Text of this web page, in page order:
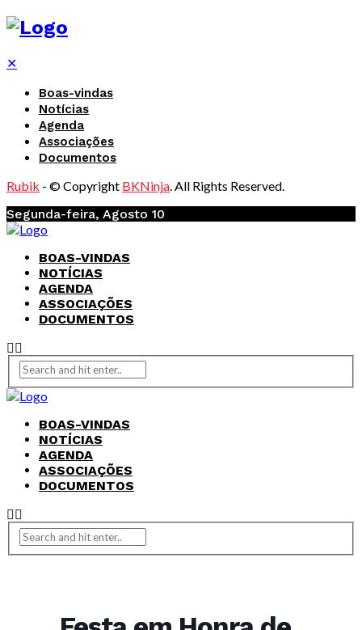
✕
Boas-vindas
Notícias
Agenda
Associações
Documentos
Rubik - © Copyright BKNinja. All Rights Reserved.
Segunda-feira, Agosto 10
BOAS-VINDAS
NOTÍCIAS
AGENDA
ASSOCIAÇÕES
DOCUMENTOS
BOAS-VINDAS
NOTÍCIAS
AGENDA
ASSOCIAÇÕES
DOCUMENTOS